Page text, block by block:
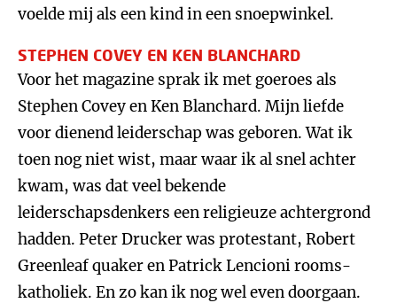
voelde mij als een kind in een snoepwinkel.
STEPHEN COVEY EN KEN BLANCHARD
Voor het magazine sprak ik met goeroes als
Stephen Covey en Ken Blanchard. Mijn liefde
voor dienend leiderschap was geboren. Wat ik
toen nog niet wist, maar waar ik al snel achter
kwam, was dat veel bekende
leiderschapsdenkers een religieuze achtergrond
hadden. Peter Drucker was protestant, Robert
Greenleaf quaker en Patrick Lencioni rooms-
katholiek. En zo kan ik nog wel even doorgaan.